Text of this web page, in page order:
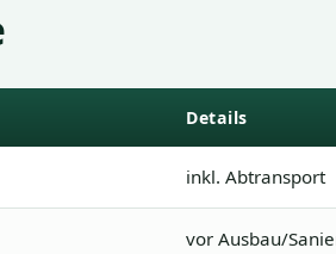
Details
inkl. Abtransport
vor Ausbau/